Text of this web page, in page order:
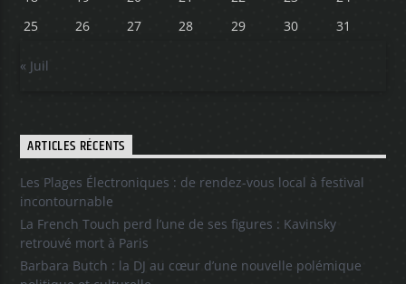
25
26 27 28 29 30 31
« Juil
ARTICLES RÉCENTS
Les Plages Électroniques : de rendez-vous local à festival
incontournable
La French Touch perd l’une de ses figures : Kavinsky
retrouvé mort à Paris
Barbara Butch : la DJ au cœur d’une nouvelle polémique